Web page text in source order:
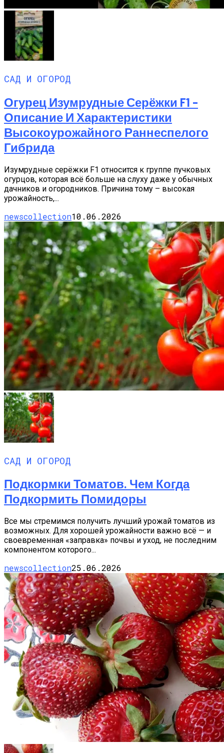
САД И ОГОРОД
Огурец Изумрудные Серёжки F1 –
Описание И Характеристики
Высокоурожайного Раннеспелого
Гибрида
Изумрудные серёжки F1 относится к группе пучковых
огурцов, которая всё больше на слуху даже у обычных
дачников и огородников. Причина тому – высокая
урожайность,...
newscollection10.06.2026
САД И ОГОРОД
Подкормки Томатов. Чем Когда
Подкормить Помидоры
Все мы стремимся получить лучший урожай томатов из
возможных. Для хорошей урожайности важно всё — и
своевременная «заправка» почвы и уход, не последним
компонентом которого...
newscollection25.06.2026